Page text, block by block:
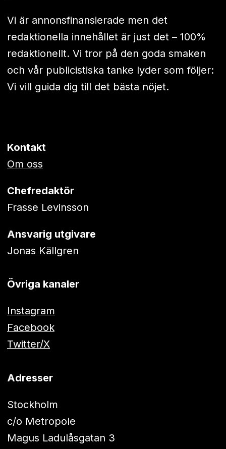
Vi är annonsfinansierade men det
redaktionella innehållet är just det – 100%
redaktionellt. Vi tror på den goda smaken
och vår publicistiska tanke lyder som följer:
Vi vill guida dig till det bästa nöjet.
Kontakt
Om oss
Chefredaktör
Frasse Levinsson
Ansvarig utgivare
Jonas Källgren
Övriga kanaler
Instagram
Facebook
Twitter/X
Adresser
Stockholm
c/o Metropole
Magus Ladulåsgatan 3